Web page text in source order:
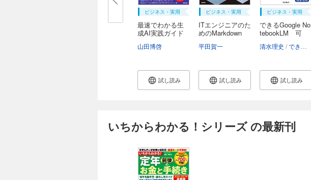
ビジネス・実用
最速でわかる生
成AI実践ガイド
山田博啓
試し読み
ビジネス・実用
ITエンジニアのた
めのMarkdown
平田賀一
試し読み
ビジネス・実用
できるGoogle No
tebookLM 可
清水理史 できるシリーズ編集部
試し読み
いちからわかる！シリーズ の最新刊